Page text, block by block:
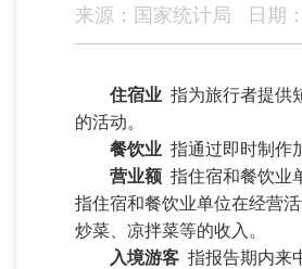
来源：国家统计局 日期
住宿业 指为旅行者提供
的活动。
餐饮业 指通过即时制作
营业额 指住宿和餐饮业
指住宿和餐饮业单位在经营
炒菜、凉拌菜等的收入。
入境游客 指报告期内来